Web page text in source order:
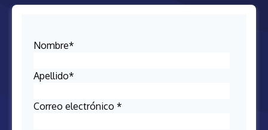
Nombre*
Apellido*
Correo electrónico *